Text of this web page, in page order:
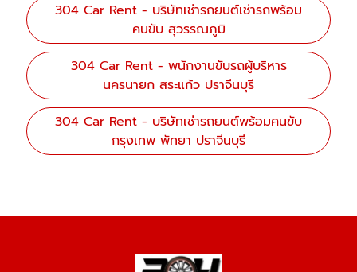
304 Car Rent - บริษัทเช่ารถยนต์เช่ารถพร้อม
คนขับ สุวรรณภูมิ
304 Car Rent - พนักงานขับรถผู้บริหาร
นครนายก สระแก้ว ปราจีนบุรี
304 Car Rent - บริษัทเช่ารถยนต์พร้อมคนขับ
กรุงเทพ พัทยา ปราจีนบุรี